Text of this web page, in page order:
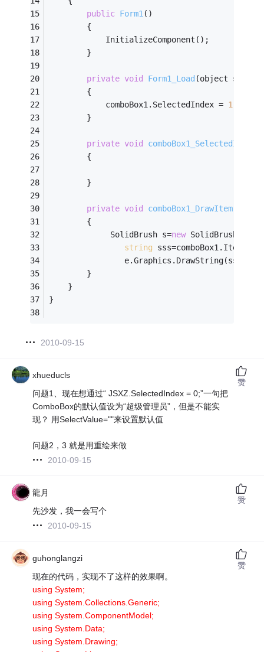
public Form1()
        {
            InitializeComponent();
        }
private void Form1_Load (object
        {
            comboBox1.SelectedIndex =
1
        }
private void
        {
        }
private void comboBox1_DrawItem
        {
             SolidBrush s=
new
string
                e.Graphics.DrawString(sss,
        }
    }
}
2010-09-15
xhueducls
问题1、现在想通过“ JSXZ.SelectedIndex = 0;”一句把
ComboBox的默认值设为“超级管理员”，但是不能实
现？ 用SelectValue=""来设置默认值
问题2，3 就是用重绘来做
2010-09-15
赞
龍月
先沙发，我一会写个
2010-09-15
赞
guhonglangzi
现在的代码，实现不了这样的效果啊。
using System;
using System.Collections.Generic;
using System.ComponentModel;
using System.Data;
using System.Drawing;
赞